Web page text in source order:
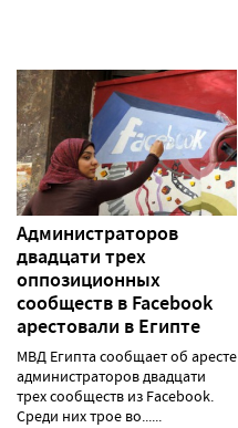
Администраторов
двадцати трех
оппозиционных
сообществ в Facebook
арестовали в Египте
МВД Египта сообщает об аресте
администраторов двадцати
трех сообществ из Facebook.
Среди них трое во......